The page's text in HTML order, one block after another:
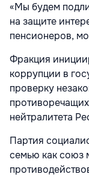
«Мы будем
на защите
пенсионеров,
Фракция
коррупции в
проверку
нейтралитета
Партия
семью как